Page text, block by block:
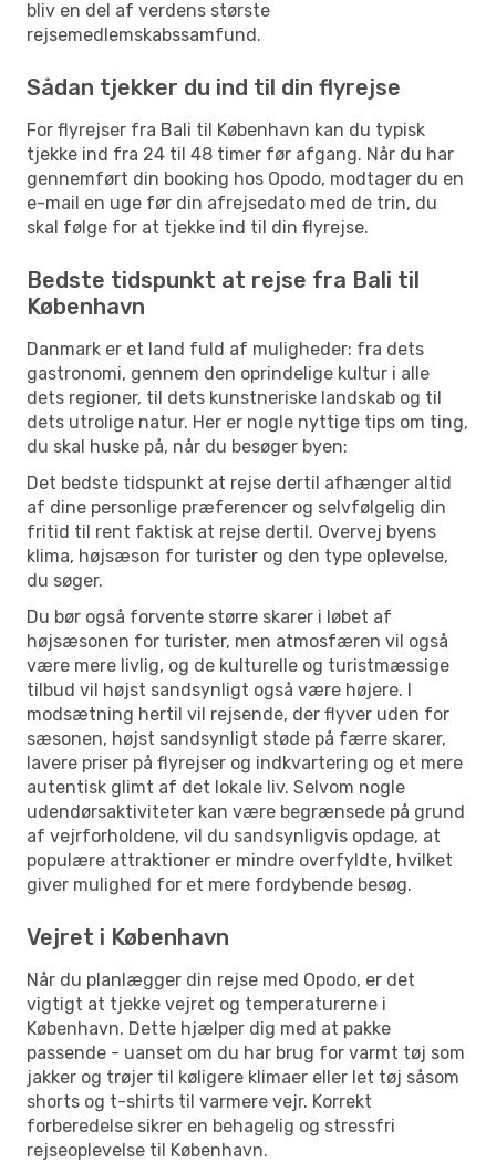
bliv en del af verdens største
rejsemedlemskabssamfund.
Sådan tjekker du ind til din flyrejse
For flyrejser fra Bali til København kan du typisk
tjekke ind fra 24 til 48 timer før afgang. Når du har
gennemført din booking hos Opodo, modtager du en
e-mail en uge før din afrejsedato med de trin, du
skal følge for at tjekke ind til din flyrejse.
Bedste tidspunkt at rejse fra Bali til
København
Danmark er et land fuld af muligheder: fra dets
gastronomi, gennem den oprindelige kultur i alle
dets regioner, til dets kunstneriske landskab og til
dets utrolige natur. Her er nogle nyttige tips om ting,
du skal huske på, når du besøger byen:
Det bedste tidspunkt at rejse dertil afhænger altid
af dine personlige præferencer og selvfølgelig din
fritid til rent faktisk at rejse dertil. Overvej byens
klima, højsæson for turister og den type oplevelse,
du søger.
Du bør også forvente større skarer i løbet af
højsæsonen for turister, men atmosfæren vil også
være mere livlig, og de kulturelle og turistmæssige
tilbud vil højst sandsynligt også være højere. I
modsætning hertil vil rejsende, der flyver uden for
sæsonen, højst sandsynligt støde på færre skarer,
lavere priser på flyrejser og indkvartering og et mere
autentisk glimt af det lokale liv. Selvom nogle
udendørsaktiviteter kan være begrænsede på grund
af vejrforholdene, vil du sandsynligvis opdage, at
populære attraktioner er mindre overfyldte, hvilket
giver mulighed for et mere fordybende besøg.
Vejret i København
Når du planlægger din rejse med Opodo, er det
vigtigt at tjekke vejret og temperaturerne i
København. Dette hjælper dig med at pakke
passende - uanset om du har brug for varmt tøj som
jakker og trøjer til køligere klimaer eller let tøj såsom
shorts og t-shirts til varmere vejr. Korrekt
forberedelse sikrer en behagelig og stressfri
rejseoplevelse til København.